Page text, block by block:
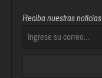
Reciba nuestras noticias